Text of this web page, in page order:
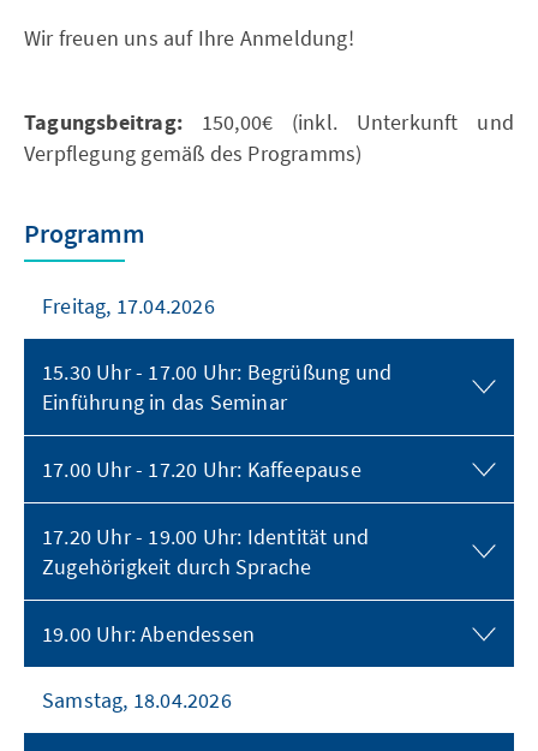
Wir freuen uns auf Ihre Anmeldung!
Tagungsbeitrag: 150,00€ (inkl. Unterkunft und
Verpflegung gemäß des Programms)
Programm
Freitag, 17.04.2026
15.30 Uhr - 17.00 Uhr: Begrüßung und
Einführung in das Seminar
17.00 Uhr - 17.20 Uhr: Kaffeepause
17.20 Uhr - 19.00 Uhr: Identität und
Zugehörigkeit durch Sprache
19.00 Uhr: Abendessen
Samstag, 18.04.2026